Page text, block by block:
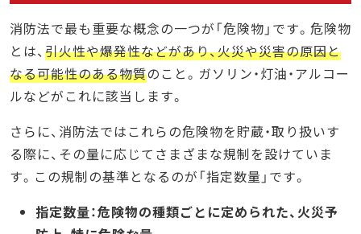
消防法で最も重要な概念の一つが「危険物」です。危険物
とは、引火性や爆発性などがあり、火災や災害の原因と
なる可能性のある物質のこと。ガソリン・灯油・アルコー
ルなどがこれに該当します。
さらに、消防法ではこれらの危険物を貯蔵・取り扱いす
る際に、その量に応じてさまざまな規制を設けていま
す。この規制の基準となるのが「指定数量」です。
指定数量：危険物の種類ごとに定められた、火災予